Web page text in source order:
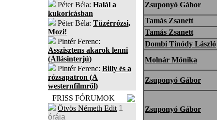
Péter Béla: Halál a
kukoricásban
Péter Béla: Tüzérrózsi,
Mozi!
Pintér Ferenc:
Asszisztens akarok lenni
(Állásinterjú)
Pintér Ferenc: Billy és a
rózsapatron (A
westernfilmről)
FRISS FÓRUMOK
Ötvös Németh Edit 1
órája
Zsuponyó Gábor
Tamás Zsanett
Tamás Zsanett
Dombi Tinódy László
Molnár Mónika
Zsuponyó Gábor
Zsuponyó Gábor